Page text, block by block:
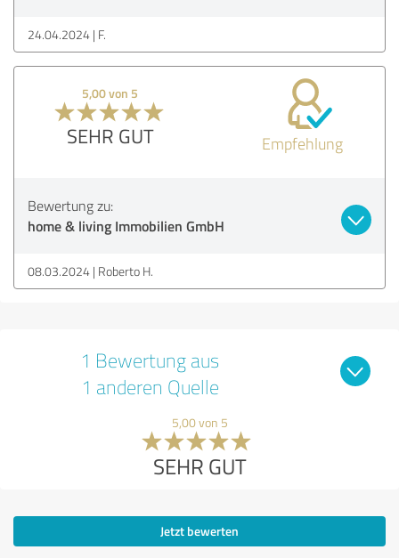
24.04.2024 F.
5,00 von 5
SEHR GUT Empfehlung
Bewertung zu:
home & living Immobilien GmbH
08.03.2024 Roberto H.
1 Bewertung aus
1 anderen Quelle
5,00 von 5
SEHR GUT
Jetzt bewerten